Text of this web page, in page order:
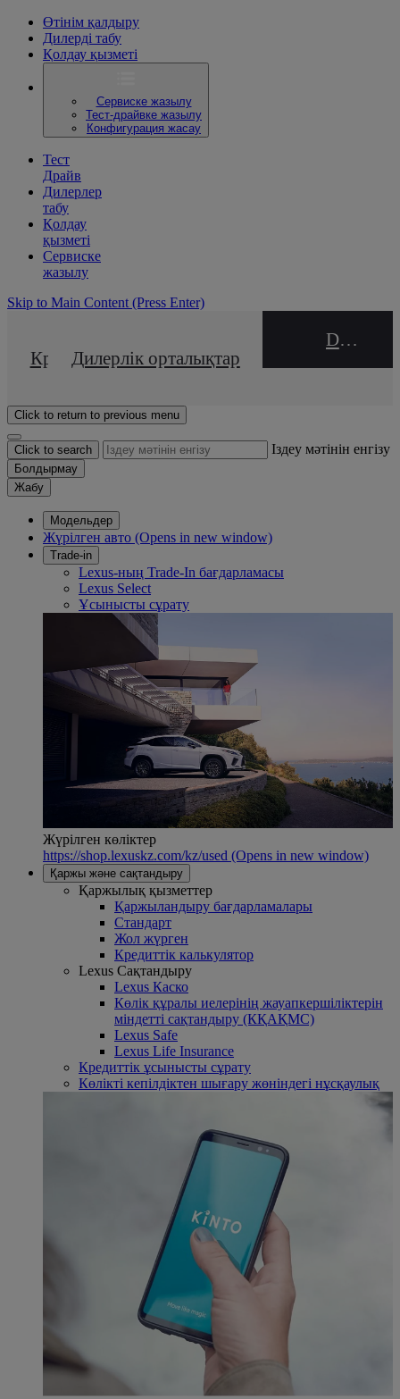
Өтінім қалдыру
Дилерді табу
Қолдау қызметі
Сервиске жазылу
Тест-драйвке жазылу
Конфигурация жасау
Тест
Драйв
Дилерлер
табу
Қолдау
қызметі
Сервиске
жазылу
Skip to Main Content (Press Enter)
Кредиттік калькулятор
Дилерлік орталықтар
DEALER NAME
Click to return to previous menu
Click to search Іздеу мәтінін енгізу
Болдырмау
Жабу
Модельдер
Жүрілген авто (Opens in new window)
Trade-in
Lexus-ның Trade-In бағдарламасы
Lexus Select
Ұсынысты сұрату
Жүрілген көліктер
https://shop.lexuskz.com/kz/used (Opens in new window)
Қаржы және сақтандыру
Қаржылық қызметтер
Қаржыландыру бағдарламалары
Стандарт
Жол жүрген
Кредиттік калькулятор
Lexus Сақтандыру
Lexus Каско
Көлік құралы иелерінің жауапкершіліктерін
міндетті сақтандыру (КҚАҚМС)
Lexus Safe
Lexus Life Insurance
Кредиттік ұсынысты сұрату
Көлікті кепілдіктен шығару жөніндегі нұсқаулық